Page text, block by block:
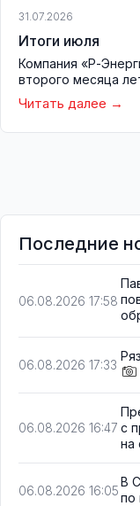
31.07.2026
Итоги июля
Компания «Р-
второго месяца
Читать далее
Последние
06.08.2026 17:58
06.08.2026 17:33
06.08.2026 16:47 с
на
06.08.2026 16:05
В
по